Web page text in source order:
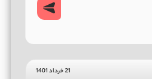
21 خرداد 1401